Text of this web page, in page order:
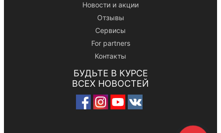
Новости и акции
Отзывы
Сервисы
For partners
Контакты
БУДЬТЕ В КУРСЕ
ВСЕХ НОВОСТЕЙ